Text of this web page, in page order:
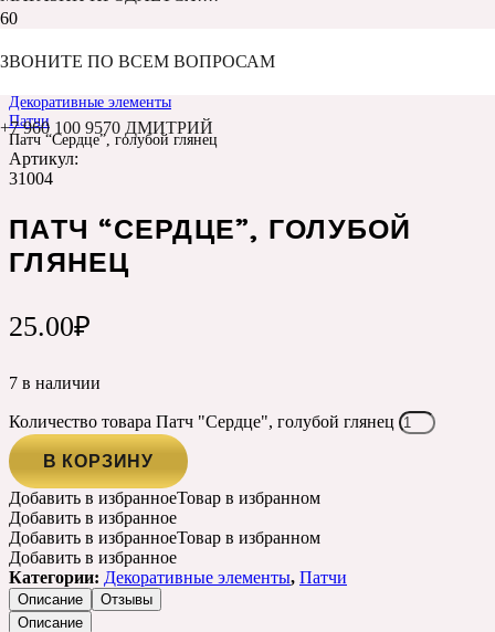
ЗВОНИТЕ ПО ВСЕМ ВОПРОСАМ
+7 960 100 9570 ДМИТРИЙ
Главная
Декоративные элементы
Патчи
Патч “Сердце”, голубой глянец
Артикул:
31004
ПАТЧ “СЕРДЦЕ”, ГОЛУБОЙ
ГЛЯНЕЦ
25.00₽
7 в наличии
Количество товара Патч "Сердце", голубой глянец
В КОРЗИНУ
Добавить в избранноеТовар в избранном
Добавить в избранное
Добавить в избранноеТовар в избранном
Добавить в избранное
Категории: Декоративные элементы, Патчи
Описание
Отзывы
Описание